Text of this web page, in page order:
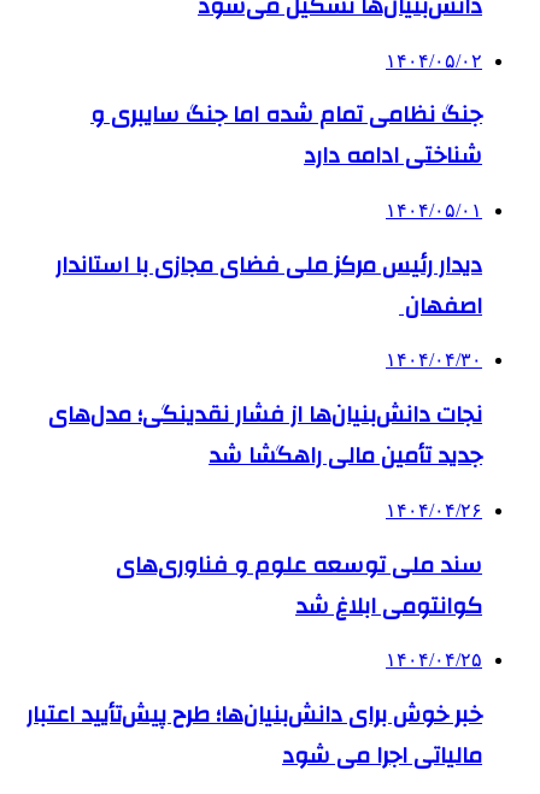
۱۴۰۴/۰۵/۰۲
جنگ نظامی تمام شده اما جنگ سایبری و
شناختی ادامه دارد
۱۴۰۴/۰۵/۰۱
دیدار رئیس مرکز ملی فضای مجازی با استاندار
اصفهان
۱۴۰۴/۰۴/۳۰
نجات دانش‌بنیان‌ها از فشار نقدینگی؛ مدل‌های
جدید تأمین مالی راهگشا شد
۱۴۰۴/۰۴/۲۶
سند ملی توسعه علوم و فناوری‌های
کوانتومی ابلاغ شد
۱۴۰۴/۰۴/۲۵
خبر خوش برای دانش‌بنیان‌ها؛ طرح پیش‌تأیید اعتبار
مالیاتی اجرا می شود